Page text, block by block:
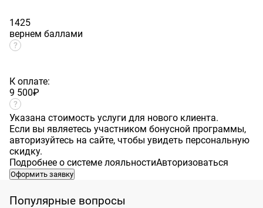
1425
вернем баллами
К оплате:
9 500₽
Указана стоимость услуги для нового клиента.
Если вы являетесь участником бонусной программы,
авторизуйтесь на сайте, чтобы увидеть персональную
скидку.
Подробнее о системе лояльностиАвторизоваться
Оформить заявку
Популярные вопросы